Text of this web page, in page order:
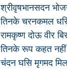
श्रीवृषभानसदन
तिनके चरनकमल
रामकृष्ण दोऊ वीर
तिनके रूप कहत
चंदन घसि मृगमद